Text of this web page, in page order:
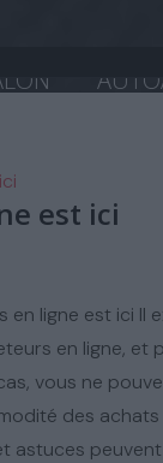
est ici
en ligne est ici Il
en ligne, et
vous ne
des achats
astuces